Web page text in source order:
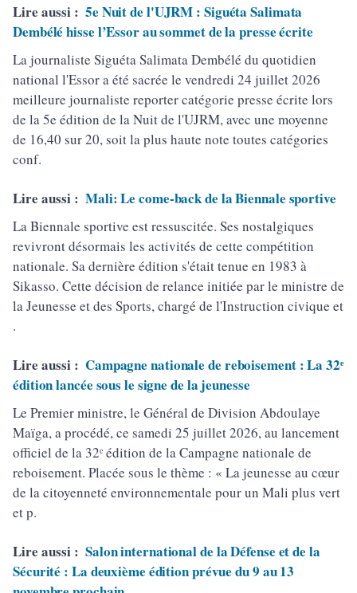
Lire aussi : 5e Nuit de l'UJRM : Siguéta Salimata
Dembélé hisse l’Essor au sommet de la presse écrite
La journaliste Siguéta Salimata Dembélé du quotidien
national l'Essor a été sacrée le vendredi 24 juillet 2026
meilleure journaliste reporter catégorie presse écrite lors
de la 5e édition de la Nuit de l'UJRM, avec une moyenne
de 16,40 sur 20, soit la plus haute note toutes catégories
conf.
Lire aussi : Mali: Le come-back de la Biennale sportive
La Biennale sportive est ressuscitée. Ses nostalgiques
revivront désormais les activités de cette compétition
nationale. Sa dernière édition s'était tenue en 1983 à
Sikasso. Cette décision de relance initiée par le ministre de
la Jeunesse et des Sports, chargé de l'Instruction civique et
.
Lire aussi : Campagne nationale de reboisement : La 32ᵉ
édition lancée sous le signe de la jeunesse
Le Premier ministre, le Général de Division Abdoulaye
Maïga, a procédé, ce samedi 25 juillet 2026, au lancement
officiel de la 32ᵉ édition de la Campagne nationale de
reboisement. Placée sous le thème : « La jeunesse au cœur
de la citoyenneté environnementale pour un Mali plus vert
et p.
Lire aussi : Salon international de la Défense et de la
Sécurité : La deuxième édition prévue du 9 au 13